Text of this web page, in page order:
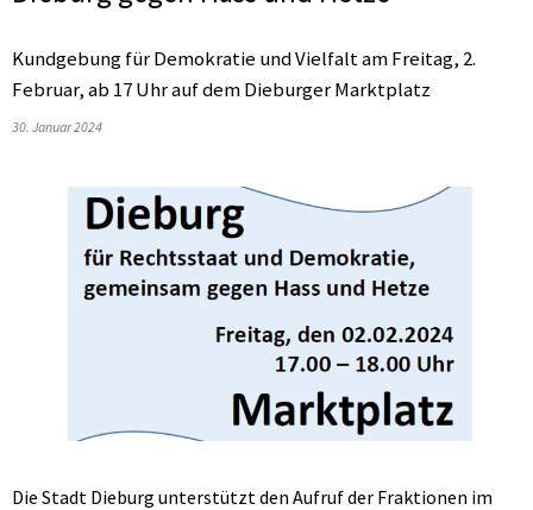
Kundgebung für Demokratie und Vielfalt am Freitag, 2.
Februar, ab 17 Uhr auf dem Dieburger Marktplatz
30. Januar 2024
Die Stadt Dieburg unterstützt den Aufruf der Fraktionen im